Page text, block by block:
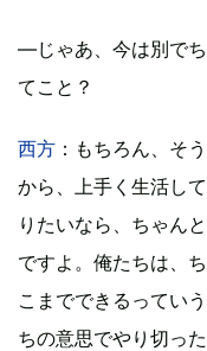
―じゃあ、今は別で
てこと？
西方 ：もちろん、そ
から、上手く生活し
りたいなら、ちゃん
ですよ。俺たちは、
こまでできるってい
ちの意思でやり切っ